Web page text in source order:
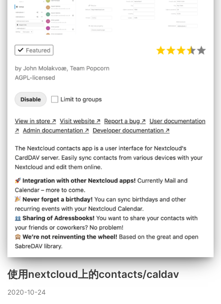
使用nextcloud上的contacts/caldav
2020-10-24